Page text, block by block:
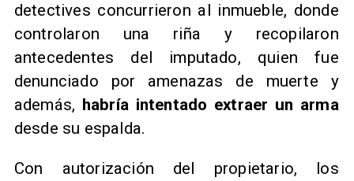
detectives concurrieron al inmueble, donde
controlaron una riña y recopilaron
antecedentes del imputado, quien fue
denunciado por amenazas de muerte y
además, habría intentado extraer un arma
desde su espalda.
Con autorización del propietario, los